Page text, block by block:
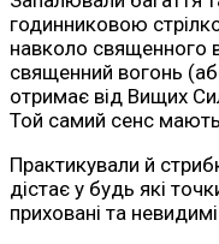
годинниковою
навколо священного
священний вогонь
отримає від Вищих
Той самий сенс
Практикували й
дістає у будь які
приховані та